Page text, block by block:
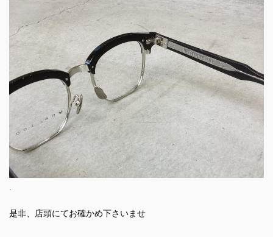
是非、店頭にてお確かめ下さいませ